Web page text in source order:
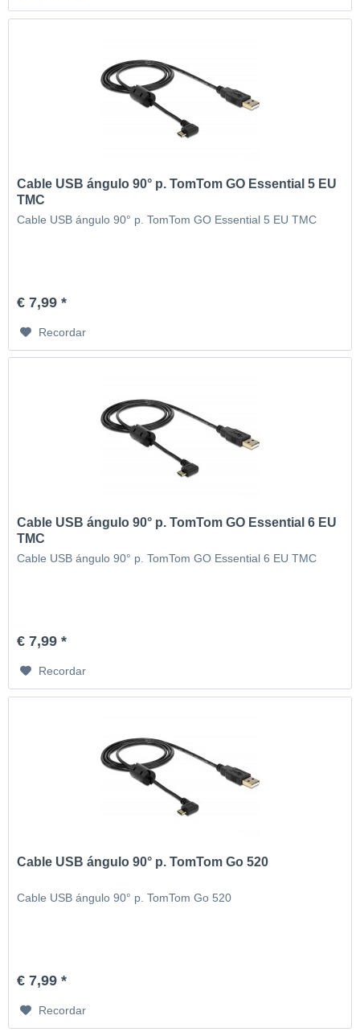
Cable USB ángulo 90° p. TomTom GO Essential 5 EU
TMC
Cable USB ángulo 90° p. TomTom GO Essential 5 EU TMC
€ 7,99 *
Recordar
Cable USB ángulo 90° p. TomTom GO Essential 6 EU
TMC
Cable USB ángulo 90° p. TomTom GO Essential 6 EU TMC
€ 7,99 *
Recordar
Cable USB ángulo 90° p. TomTom Go 520
Cable USB ángulo 90° p. TomTom Go 520
€ 7,99 *
Recordar